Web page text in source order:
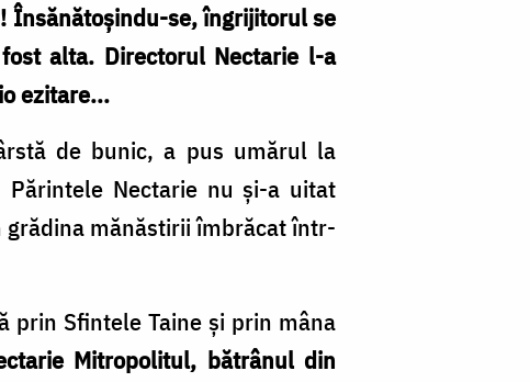
Însănătoșindu-se, îngrijitorul se
alta. Directorul Nectarie l-a
ezitare...
de bunic, a pus umărul la
Nectarie nu și-a uitat
mănăstirii îmbrăcat într-
prin Sfintele Taine și prin mâna
Mitropolitul, bătrânul din